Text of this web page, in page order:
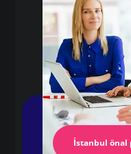
İstanbul önal